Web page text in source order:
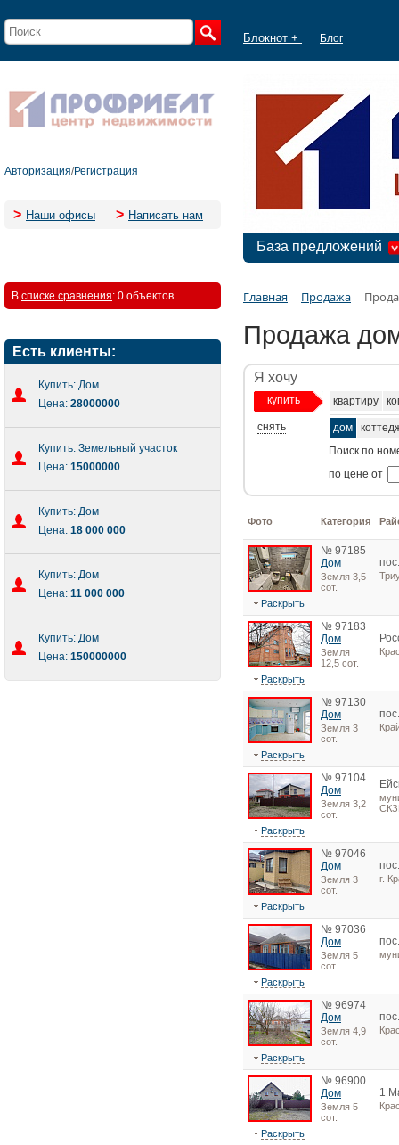
Блокнот + Блог
Авторизация/Регистрация
> Наши офисы > Написать нам
База предложений
В списке сравнения: 0 объектов
Есть клиенты:
Купить: Дом
Цена: 28000000
Купить: Земельный участок
Цена: 15000000
Купить: Дом
Цена: 18 000 000
Купить: Дом
Цена: 11 000 000
Купить: Дом
Цена: 150000000
Главная Продажа
Продажа
Я хочу
купить
снять
квартиру
дом
Поиск по
по цене от
Фото Категория
№ 97185
Дом
Земля 3,5
сот.
Раскрыть
№ 97183
Дом
Земля
12,5 сот.
Раскрыть
№ 97130
Дом
Земля 3
сот.
Раскрыть
№ 97104
Дом
Земля 3,2
сот.
Раскрыть
№ 97046
Дом
Земля 3
сот.
г.
Раскрыть
№ 97036
Дом
Земля 5
сот.
Раскрыть
№ 96974
Дом
Земля 4,9
сот.
Раскрыть
№ 96900
Дом
Земля 5
сот.
1
Раскрыть